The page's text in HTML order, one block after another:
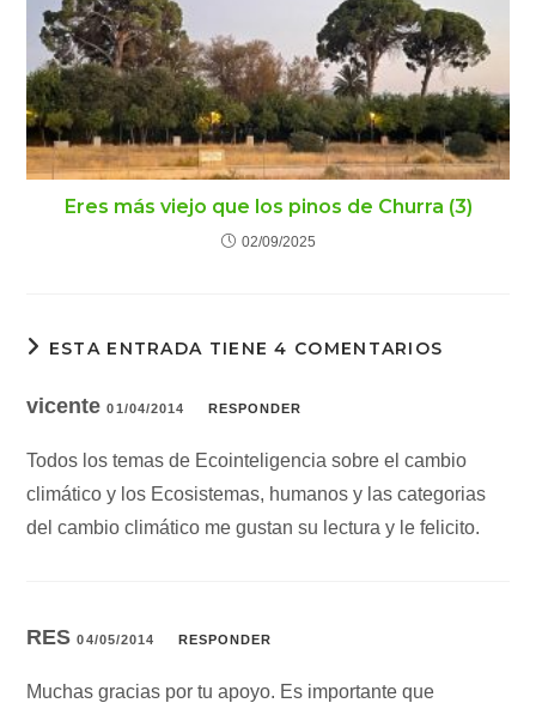
Eres más viejo que los pinos de Churra (3)
02/09/2025
ESTA ENTRADA TIENE 4 COMENTARIOS
vicente01/04/2014 RESPONDER
Todos los temas de Ecointeligencia sobre el cambio
climático y los Ecosistemas, humanos y las categorias
del cambio climático me gustan su lectura y le felicito.
RES04/05/2014 RESPONDER
Muchas gracias por tu apoyo. Es importante que